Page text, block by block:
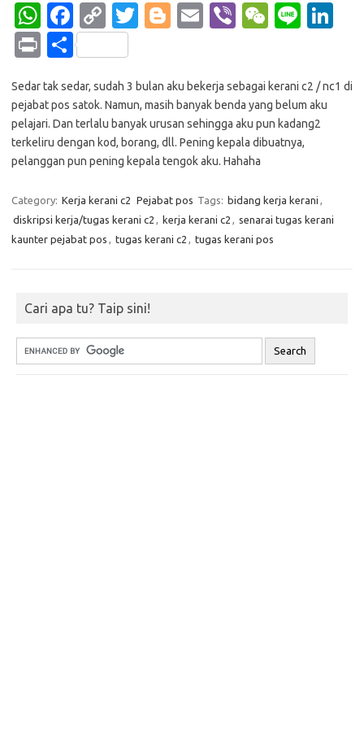
W
h
at
s
A
p
p
Fa
c
e
b
o
o
k
C
o
p
y
Li
n
k
T
te
r
Bl
g
er
E
Vi
W
h
at
Li
e
Pr
t
S
ar
e
Sedar tak sedar, sudah 3 bulan aku bekerja sebagai kerani c2 / nc1 di
pejabat pos satok. Namun, masih banyak benda yang belum aku
pelajari. Dan terlalu banyak urusan sehingga aku pun kadang2
terkeliru dengan kod, borang, dll. Pening kepala dibuatnya,
pelanggan pun pening kepala tengok aku. Hahaha
Category: Kerja kerani c2 Pejabat pos Tags: bidang kerja kerani ,
diskripsi kerja/tugas kerani c2 , kerja kerani c2 , senarai tugas kerani
kaunter pejabat pos , tugas kerani c2 , tugas kerani pos
Cari apa tu? Taip sini!